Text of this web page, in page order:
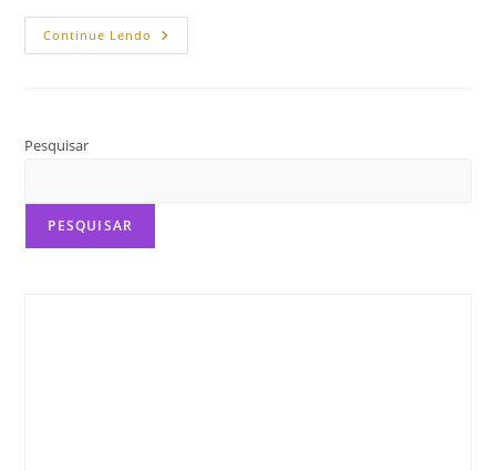
Continue Lendo O
Poder
Pesquisar
PESQUISAR